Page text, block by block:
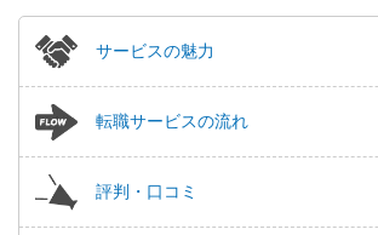
サービスの魅力
転職サービスの流れ
評判・口コミ